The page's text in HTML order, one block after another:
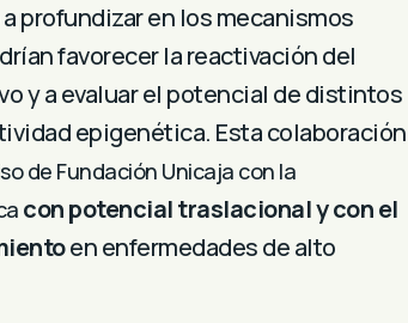
profundizar en los mecanismos
favorecer la reactivación del
y a evaluar el potencial de distintos
epigenética. Esta colaboración
de Fundación Unicaja con la
con potencial traslacional y con el
en enfermedades de alto